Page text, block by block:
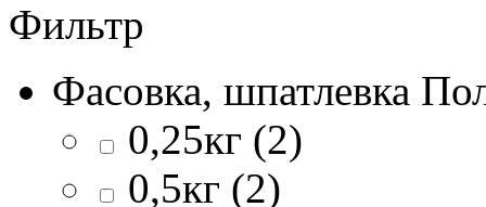
Фильтр
Фасовка, шпатлевка
0,25кг (2)
0,5кг (2)